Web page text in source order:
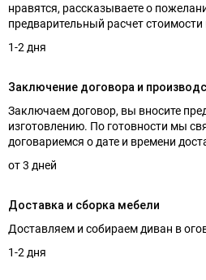
нравятся, рассказываете о
предварительный расчет стоимости
1-2 дня
Заключение договора и
Заключаем договор, вы вносите
изготовлению. По готовности мы
договариемся о дате и времени
от 3 дней
Доставка и сборка мебели
Доставляем и собираем диван в
1-2 дня